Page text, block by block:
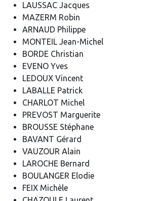
LAUSSAC Jacques
MAZERM Robin
ARNAUD Philippe
MONTEIL Jean-Michel
BORDE Christian
EVENO Yves
LEDOUX Vincent
LABALLE Patrick
CHARLOT Michel
PREVOST Marguerite
BROUSSE Stéphane
BAVANT Gérard
VAUZOUR Alain
LAROCHE Bernard
BOULANGER Elodie
FEIX Michèle